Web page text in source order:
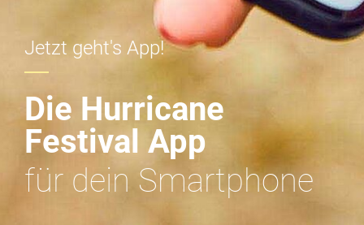
Jetzt geht's App!
Die Hurricane
Festival App
für dein Smartphone